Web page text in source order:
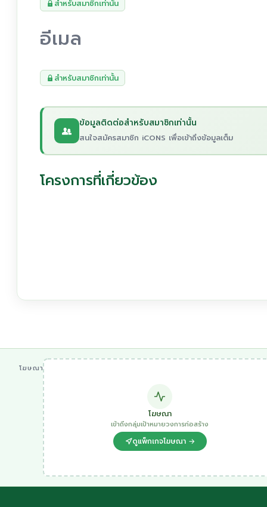
สำหรับสมาชิกเท่านั้น
อีเมล
สำหรับสมาชิกเท่านั้น
ข้อมูลติดต่อสำหรับสมาชิกเท่านั้น
สนใจสมัครสมาชิก iCONS เพื่อเข้าถึงข้อมูลเต็ม
โครงการที่เกี่ยวข้อง
โฆษณา
โฆษณา
เข้าถึงกลุ่มเป้าหมายวงการก่อสร้าง
ดูแพ็กเกจโฆษณา →